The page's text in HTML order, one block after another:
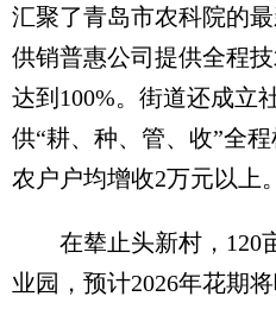
汇聚了青岛市农科院的
供销普惠公司提供全程
达到100%。街道还成立
供“耕、种、管、收”全
农户户均增收2万元以上。
在辇止头新村，120
业园，预计2026年花期